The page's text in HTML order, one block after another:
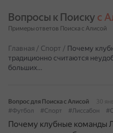
Вопросы к Поиску с
Примеры ответов Поиска с Алисой
Главная / Спорт / Почему
традиционно считаются
больших…
Вопрос для Поиска с Алисой
30
#Футбол
#Спорт #Лиссабон
Почему клубные команды